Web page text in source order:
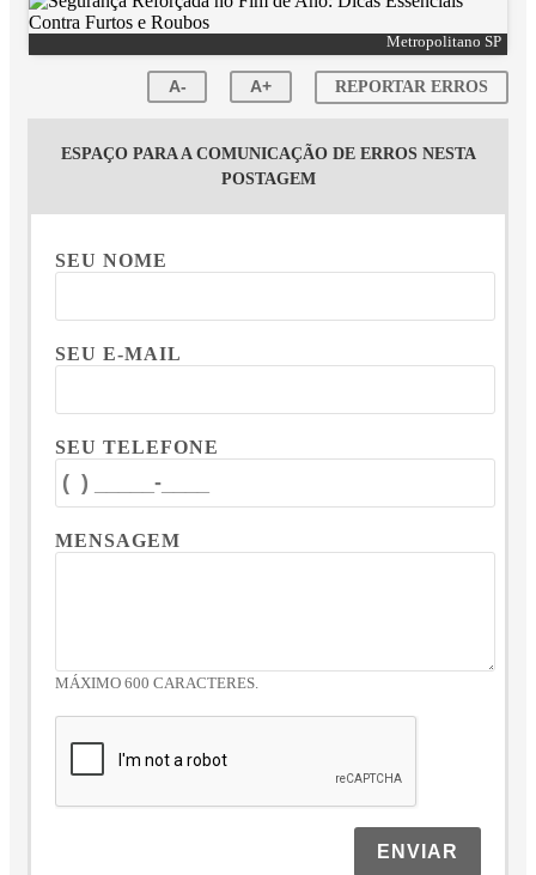
Metropolitano SP
A- A+ REPORTAR ERROS
ESPAÇO PARA A COMUNICAÇÃO DE ERROS NESTA
POSTAGEM
SEU NOME
SEU E-MAIL
SEU TELEFONE
MENSAGEM
MÁXIMO 600 CARACTERES.
ENVIAR